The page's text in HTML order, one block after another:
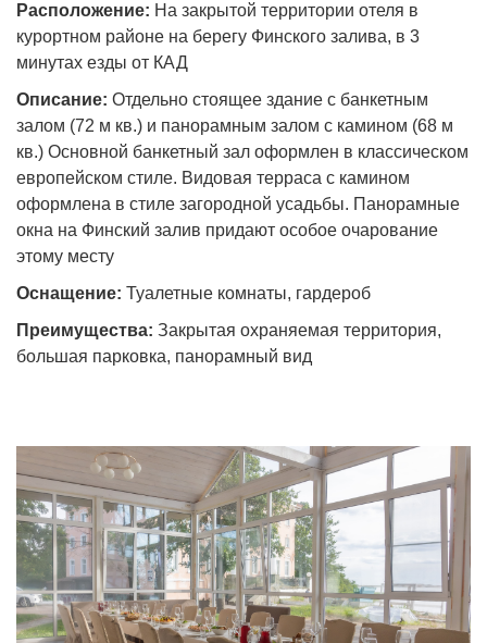
Расположение: На закрытой территории отеля в
курортном районе на берегу Финского залива, в 3
минутах езды от КАД
Описание: Отдельно стоящее здание с банкетным
залом (72 м кв.) и панорамным залом с камином (68 м
кв.) Основной банкетный зал оформлен в классическом
европейском стиле. Видовая терраса с камином
оформлена в стиле загородной усадьбы. Панорамные
окна на Финский залив придают особое очарование
этому месту
Оснащение: Туалетные комнаты, гардероб
Преимущества: Закрытая охраняемая территория,
большая парковка, панорамный вид